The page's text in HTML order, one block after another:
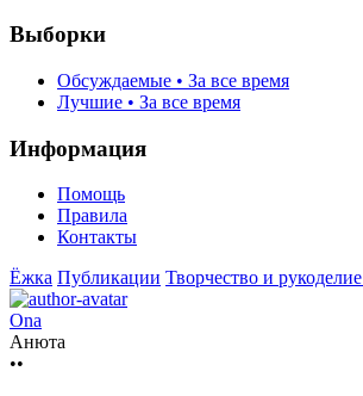
Выборки
Обсуждаемые • За все время
Лучшие • За все время
Информация
Помощь
Правила
Контакты
Ёжка Публикации Творчество и рукоделие
Ona
Анюта
••